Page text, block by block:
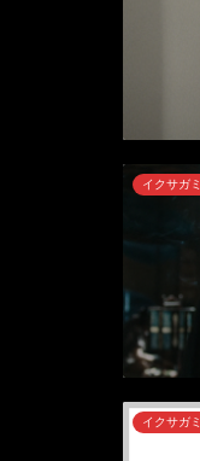
イクサガミ
イクサガミ